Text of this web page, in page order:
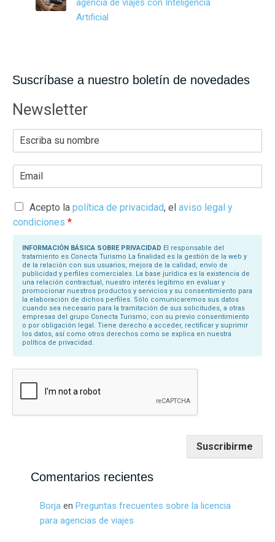
agencia de viajes con Inteligencia
Artificial
Suscríbase a nuestro boletín de novedades
Newsletter
E
c
a
u
o
m
E
a
Acepto la política de privacidad, el aviso legal y
condiciones *
INFORMACIÓN BÁSICA SOBRE PRIVACIDAD El responsable del
tratamiento es Conecta Turismo La finalidad es la gestión de la web y
de la relación con sus usuarios, mejora de la calidad, envío de
publicidad y perfiles comerciales. La base jurídica es la existencia de
una relación contractual, nuestro interés legítimo en evaluar y
promocionar nuestros productos y servicios y su consentimiento para
la elaboración de dichos perfiles. Sólo comunicaremos sus datos
cuando sea necesario para la tramitación de sus solicitudes, a otras
empresas del grupo Conecta Turismo, con su previo consentimiento
o por obligación legal. Tiene derecho a acceder, rectificar y suprimir
los datos, así como otros derechos como se explica en nuestra
política de privacidad.
Suscribirme
Comentarios recientes
Borja en Preguntas frecuentes sobre la licencia
para agencias de viajes